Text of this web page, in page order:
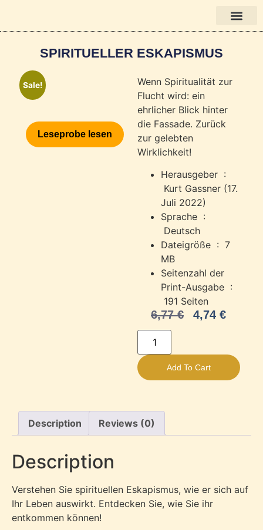
SPIRITUELLER ESKAPISMUS
Sale!
Leseprobe lesen
Wenn Spiritualität zur
Flucht wird: ein
ehrlicher Blick hinter
die Fassade. Zurück
zur gelebten
Wirklichkeit!
Herausgeber ‏ :
Kurt Gassner (17.
Juli 2022)
Sprache ‏ :
Deutsch
Dateigröße ‏ : ‎ 7
MB
Seitenzahl der
Print-Ausgabe ‏ :
191 Seiten
6,77€ 4,74 €
Add To Cart
Description Reviews (0)
Description
Verstehen Sie spirituellen Eskapismus, wie er sich auf
Ihr Leben auswirkt. Entdecken Sie, wie Sie ihr
entkommen können!